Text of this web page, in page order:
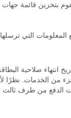
بتخزين قائمة
التي
من الخدمات. نظرًا
الدفع من طرف